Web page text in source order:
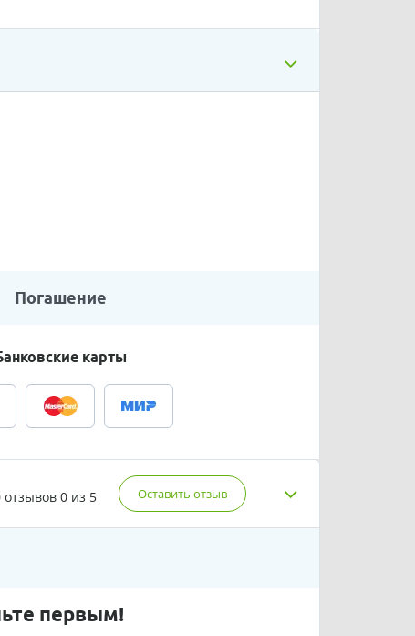
Погашение
карты
отзывов 0 из 5 Оставить отзыв
первым!